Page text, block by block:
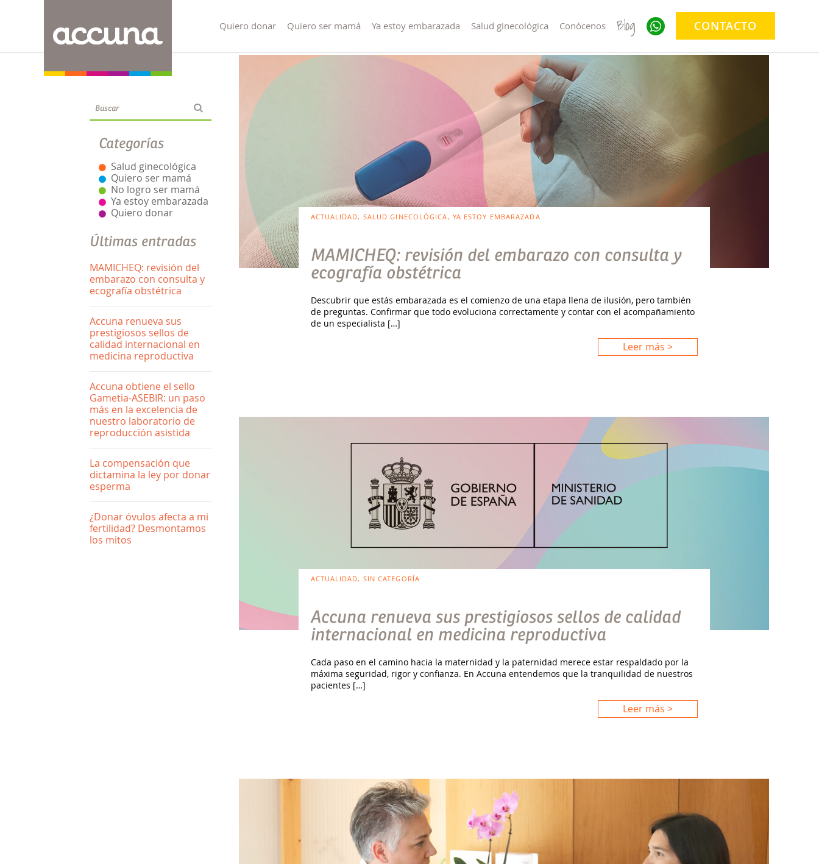
Quiero donar Quiero ser mamá Ya estoy embarazada Salud ginecológica Conócenos Blog CONTACTO
Categorías
Salud ginecológica
Quiero ser mamá
No logro ser mamá
Ya estoy embarazada
Quiero donar
Últimas entradas
MAMICHEQ: revisión del
embarazo con consulta y
ecografía obstétrica
Accuna renueva sus
prestigiosos sellos de
calidad internacional en
medicina reproductiva
Accuna obtiene el sello
Gametia-ASEBIR: un paso
más en la excelencia de
nuestro laboratorio de
reproducción asistida
La compensación que
dictamina la ley por donar
esperma
¿Donar óvulos afecta a mi
fertilidad? Desmontamos
los mitos
ACTUALIDAD, SALUD GINECOLÓGICA, YA ESTOY EMBARAZADA
MAMICHEQ: revisión del embarazo con consulta y
ecografía obstétrica
Descubrir que estás embarazada es el comienzo de una etapa llena de ilusión, pero también
de preguntas. Confirmar que todo evoluciona correctamente y contar con el acompañamiento
de un especialista […]
Leer más >
ACTUALIDAD, SIN CATEGORÍA
Accuna renueva sus prestigiosos sellos de calidad
internacional en medicina reproductiva
Cada paso en el camino hacia la maternidad y la paternidad merece estar respaldado por la
máxima seguridad, rigor y confianza. En Accuna entendemos que la tranquilidad de nuestros
pacientes […]
Leer más >